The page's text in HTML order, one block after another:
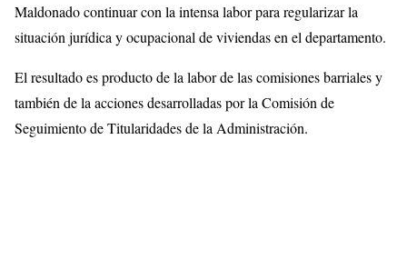
Maldonado continuar con la intensa labor para regularizar la
situación jurídica y ocupacional de viviendas en el departamento.
El resultado es producto de la labor de las comisiones barriales y
también de la acciones desarrolladas por la Comisión de
Seguimiento de Titularidades de la Administración.